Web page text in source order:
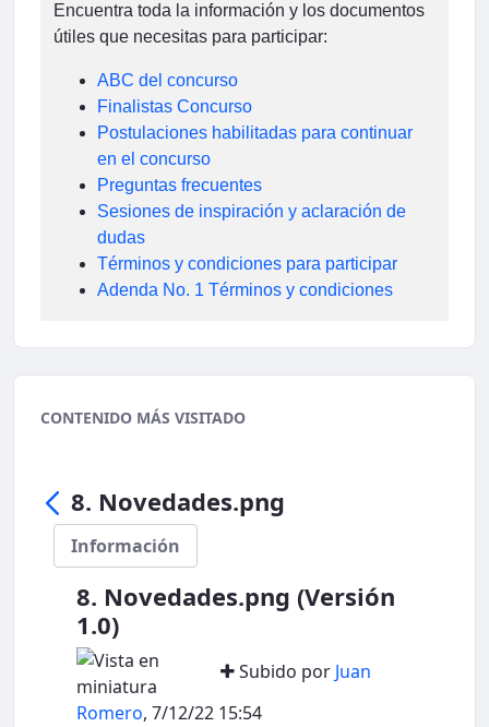
Encuentra toda la información y los documentos
útiles que necesitas para participar:
ABC del concurso
Finalistas Concurso
Postulaciones habilitadas para continuar
en el concurso
Preguntas frecuentes
Sesiones de inspiración y aclaración de
dudas
Términos y condiciones para participar
Adenda No. 1 Términos y condiciones
CONTENIDO MÁS VISITADO
8. Novedades.png
Información
8. Novedades.png (Versión
1.0)
Subido por Juan
Romero, 7/12/22 15:54